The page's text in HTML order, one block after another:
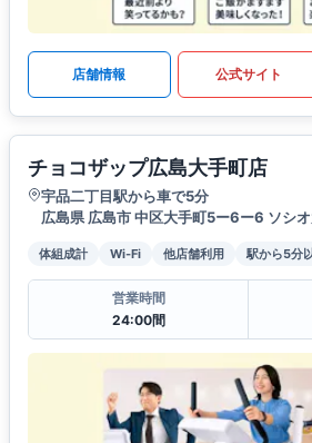
店舗情報 公式サイト
チョコザップ広島大手町店
宇品二丁目駅から車で5分
広島県 広島市 中区大手町5ー6ー6 ソシ
体組成計 Wi-Fi 他店舗利用 駅から5分
営業時間
24:00間